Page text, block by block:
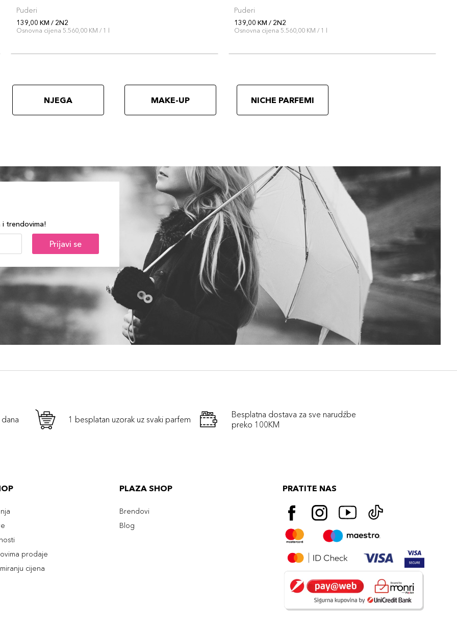
Puderi
139,00 KM / 2N2
Osnovna cijena 5.560,00 KM / 1 l
Puderi
139,00 KM / 2N2
Osnovna cijena 5.560,00 KM / 1 l
NJEGA MAKE-UP NICHE PARFEMI
i trendovima!
Prijavi se
1 besplatan uzorak uz svaki parfem
Besplatna dostava za sve narudźbe
preko 100KM
prodaje
cijena
PLAZA SHOP
Brendovi
Blog
PRATITE NAS